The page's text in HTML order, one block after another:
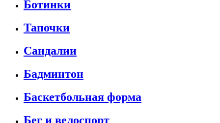
Ботинки
Тапочки
Сандалии
Бадминтон
Баскетбольная форма
Бег и велоспорт